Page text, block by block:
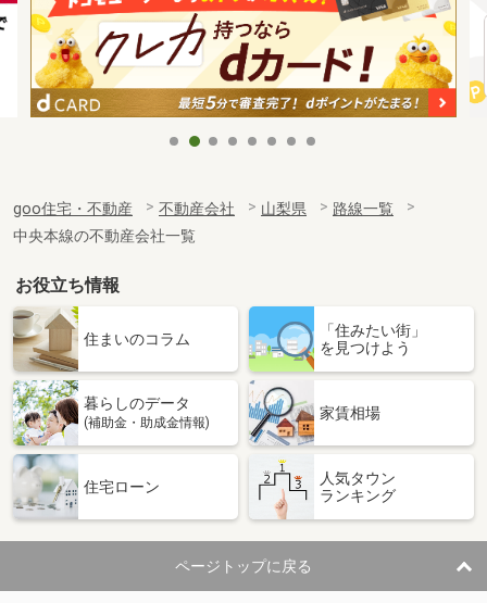
goo住宅・不動産 不動産会社 山梨県
路線一覧
中央本線の不動産会社一覧
お役立ち情報
住まいのコラム
「住みたい街」
を見つけよう
暮らしのデータ
(補助金・助成金情報)
家賃相場
住宅ローン
人気タウン
ランキング
ページトップに戻る